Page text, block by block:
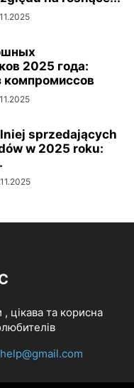
2025 года:
компромиссов
sprzedających
w 2025 roku:
, цікава та корисна